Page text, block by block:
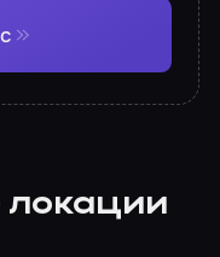
локации